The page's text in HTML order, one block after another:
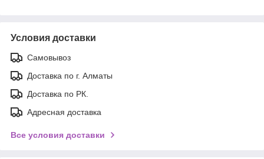
Условия доставки
Самовывоз
Доставка по г. Алматы
Доставка по РК.
Адресная доставка
Все условия доставки